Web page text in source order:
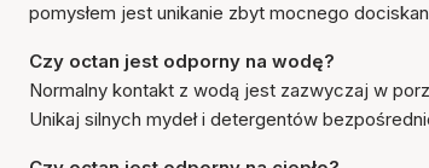
pomysłem jest unikanie zbyt mocnego
Czy octan jest odporny na wodę?
Normalny kontakt z wodą jest zazwyczaj w
Unikaj silnych mydeł i detergentów